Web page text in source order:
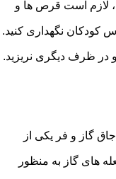
لازم است قرص ها و
کودکان نگهداری کنید.
در ظرف دیگری نریزید.
گاز و فر یکی از
های گاز به منظور